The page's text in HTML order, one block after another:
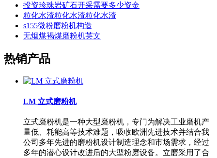
投资珍珠岩矿石开采需要多少资金
粒化水渣粒化水渣粒化水渣
s155微粉磨粉机构造
无烟煤褐煤磨粉机英文
热销产品
LM 立式磨粉机
立式磨粉机是一种大型磨粉机，专门为解决工业磨机产
量低、耗能高等技术难题，吸收欧洲先进技术并结合我
公司多年先进的磨粉机设计制造理念和市场需求，经过
多年的潜心设计改进后的大型粉磨设备。立磨采用了合